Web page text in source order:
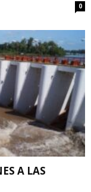
0
A LAS